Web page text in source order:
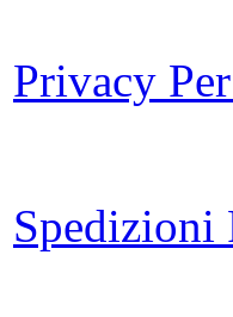
Privacy
Spedizioni